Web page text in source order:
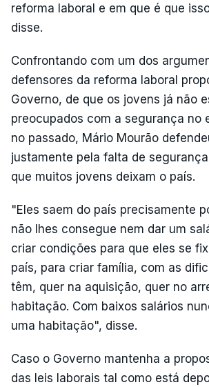
reforma laboral e em que é que
disse.
Confrontando com um dos
defensores da reforma laboral
Governo, de que os jovens já não
preocupados com a segurança no
no passado, Mário Mourão
justamente pela falta de
que muitos jovens deixam o país.
"Eles saem do país precisamente
não lhes consegue nem dar um
criar condições para que eles se
país, para criar família, com as
têm, quer na aquisição, quer no
habitação. Com baixos salários
uma habitação", disse.
Caso o Governo mantenha a
das leis laborais tal como está